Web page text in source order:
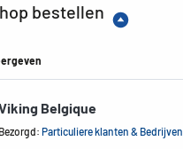
bestellen
Belgique
Bezorgd:Particuliere klanten & Bedrijven